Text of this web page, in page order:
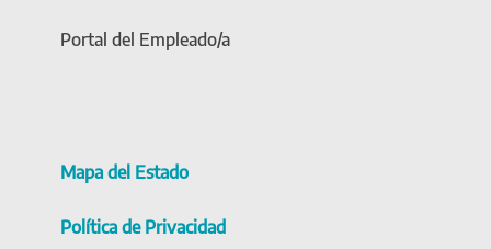
Portal del Empleado/a
Mapa del Estado
Política de Privacidad